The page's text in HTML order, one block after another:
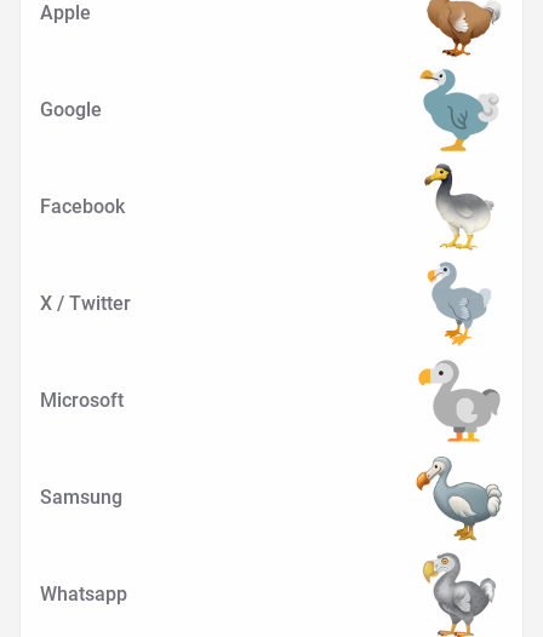
Apple
Google
Facebook
X / Twitter
Microsoft
Samsung
Whatsapp